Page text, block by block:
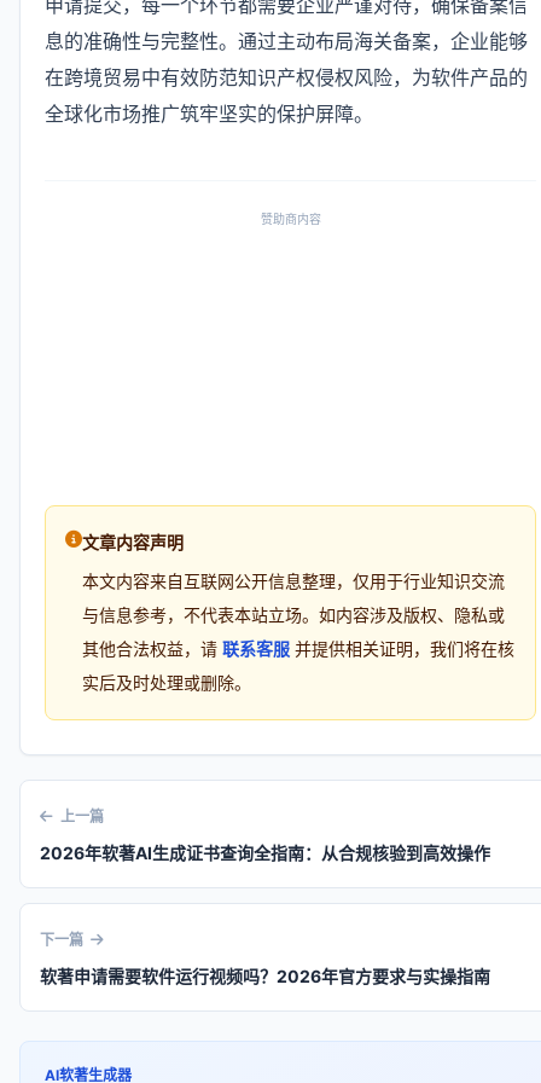
息的准确性与完整性。通过主动布局海关备案，企业能够
在跨境贸易中有效防范知识产权侵权风险，为软件产品的
全球化市场推广筑牢坚实的保护屏障。
赞助商内容
文章内容声明
本文内容来自互联网公开信息整理，仅用于行业知识交流
与信息参考，不代表本站立场。如内容涉及版权、隐私或
其他合法权益，请 联系客服 并提供相关证明，我们将在核
实后及时处理或删除。
上一篇
2026年软著AI生成证书查询全指南：从合规核验到高效操作
下一篇
软著申请需要软件运行视频吗？2026年官方要求与实操指南
AI软著生成器